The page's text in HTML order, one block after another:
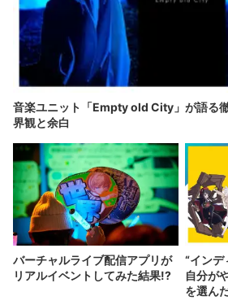
音楽ユニット「Empty old City」が語る
界観と余白
バーチャルライブ配信アプリが
リアルイベントしてみた結果!?
“インデ
自分が
を選ん